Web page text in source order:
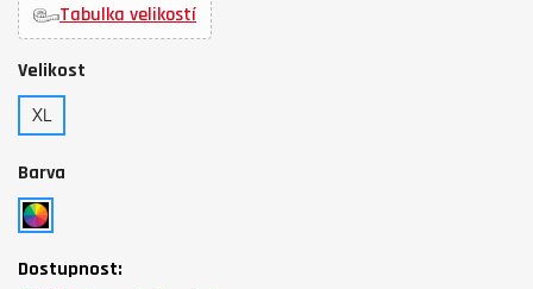
Tabulka velikostí
Velikost
XL
Barva
Dostupnost: